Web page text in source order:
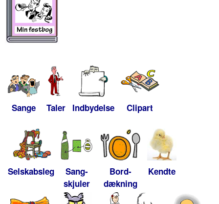
Sange Taler Indbydelse Clipart
Selskabsleg
Sang-
skjuler
Bord-
dækning
Kendte